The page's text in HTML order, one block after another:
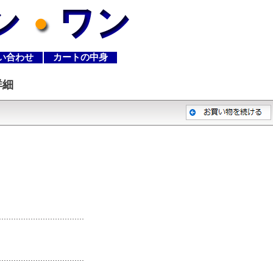
合わせ カートの中身